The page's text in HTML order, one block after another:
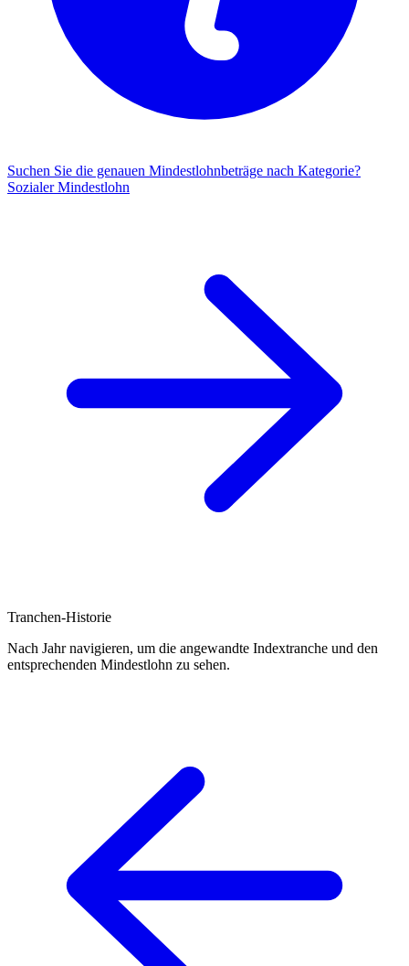
Suchen Sie die genauen Mindestlohnbeträge nach Kategorie?
Sozialer Mindestlohn
Tranchen-Historie
Nach Jahr navigieren, um die angewandte Indextranche und den
entsprechenden Mindestlohn zu sehen.